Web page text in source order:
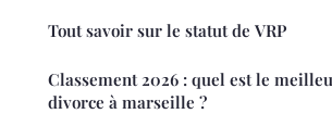
Tout savoir sur le statut de VRP
Classement 2026 : quel est le
divorce à marseille ?